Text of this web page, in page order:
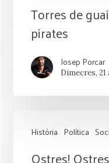
Torres
guaita
contra
polítics
Torres de
pirates
Josep Porcar
Dimecres, 21
Història Política
Ostres!Ostres!